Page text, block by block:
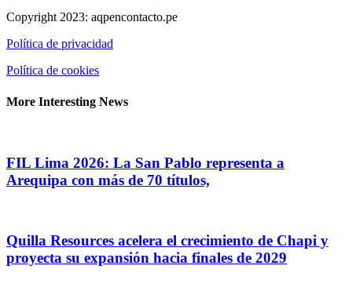
Copyright 2023: aqpencontacto.pe
Política de privacidad
Política de cookies
More Interesting News
FIL Lima 2026: La San Pablo representa a
Arequipa con más de 70 títulos,
Quilla Resources acelera el crecimiento de Chapi y
proyecta su expansión hacia finales de 2029